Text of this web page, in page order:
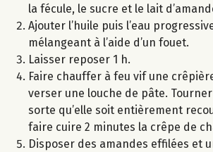
la fécule, le sucre et le lait
Ajouter l’huile puis l’eau
mélangeant à l’aide d’un fouet.
Laisser reposer 1 h.
Faire chauffer à feu vif une
verser une louche de pâte.
sorte qu’elle soit entièrement
faire cuire 2 minutes la crêpe de
Disposer des amandes effilées et